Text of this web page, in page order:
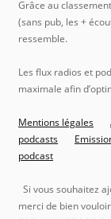
Grâce au
(sans pub, les +
ressemble.
Les flux radios et
maximale afin
Mentions légales
podcasts
podcast
Si vous souhaitez
merci de bien